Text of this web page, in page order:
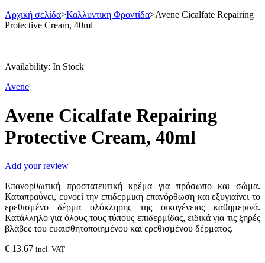
Αρχική σελίδα>Καλλυντική Φροντίδα>Avene Cicalfate Repairing
Protective Cream, 40ml
Availability: In Stock
Avene
Avene Cicalfate Repairing
Protective Cream, 40ml
Add your review
Επανορθωτική προστατευτική κρέμα για πρόσωπο και σώμα.
Καταπραΰνει, ευνοεί την επιδερμική επανόρθωση και εξυγιαίνει το
ερεθισμένο δέρμα ολόκληρης της οικογένειας καθημερινά.
Κατάλληλο για όλους τους τύπους επιδερμίδας, ειδικά για τις ξηρές
βλάβες του ευαισθητοποιημένου και ερεθισμένου δέρματος.
€ 13.67 incl. VAT